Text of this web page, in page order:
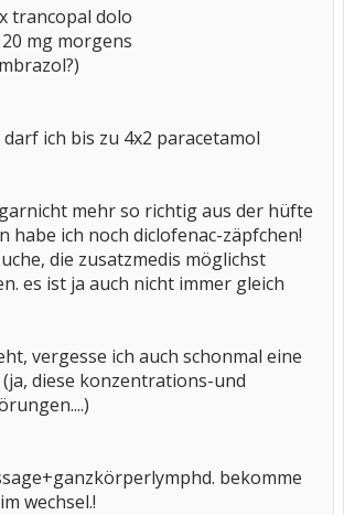
trancopal dolo
mg morgens
ich bis zu 4x2 paracetamol
mehr so richtig aus der hüfte
habe ich noch diclofenac-zäpfchen!
die zusatzmedis möglichst
es ist ja auch nicht immer gleich
vergesse ich auch schonmal eine
diese konzentrations-und
bekomme
wechsel.!